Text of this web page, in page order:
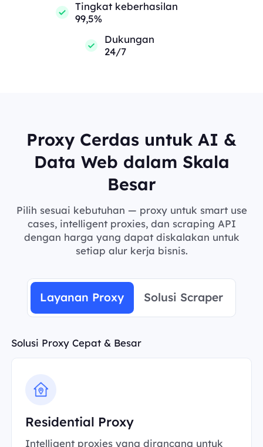
Tingkat keberhasilan
99,5%
Dukungan
24/7
Proxy Cerdas untuk AI &
Data Web dalam Skala
Besar
Pilih sesuai kebutuhan — proxy untuk smart use
cases, intelligent proxies, dan scraping API
dengan harga yang dapat diskalakan untuk
setiap alur kerja bisnis.
Layanan Proxy Solusi Scraper
Solusi Proxy Cepat & Besar
Residential Proxy
Intelligent proxies yang dirancang untuk